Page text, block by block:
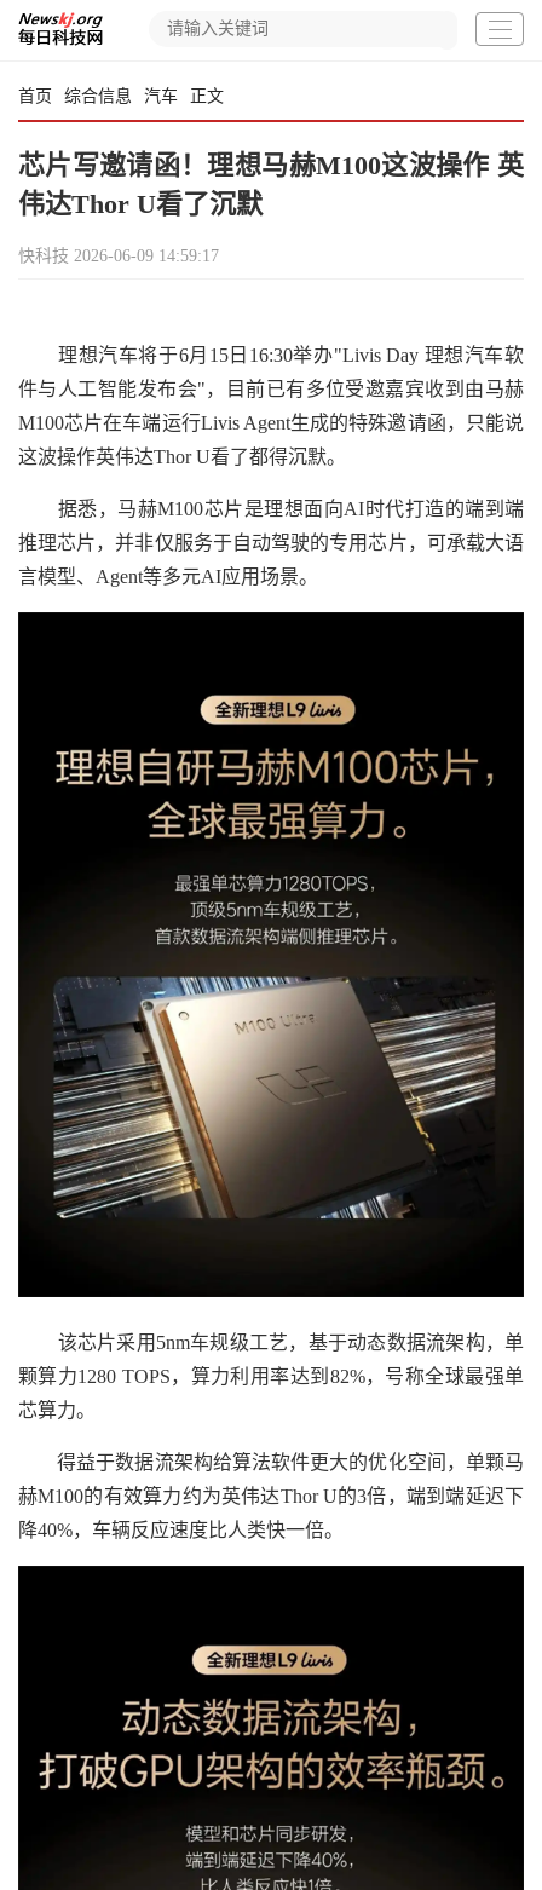
首页 综合信息 汽车 正文
芯片写邀请函！理想马赫M100这波操作 英
伟达Thor U看了沉默
快科技 2026-06-09 14:59:17
理想汽车将于6月15日16:30举办"Livis Day 理想汽车软
件与人工智能发布会"，目前已有多位受邀嘉宾收到由马赫
M100芯片在车端运行Livis Agent生成的特殊邀请函，只能说
这波操作英伟达Thor U看了都得沉默。
据悉，马赫M100芯片是理想面向AI时代打造的端到端
推理芯片，并非仅服务于自动驾驶的专用芯片，可承载大语
言模型、Agent等多元AI应用场景。
该芯片采用5nm车规级工艺，基于动态数据流架构，单
颗算力1280 TOPS，算力利用率达到82%，号称全球最强单
芯算力。
得益于数据流架构给算法软件更大的优化空间，单颗马
赫M100的有效算力约为英伟达Thor U的3倍，端到端延迟下
降40%，车辆反应速度比人类快一倍。